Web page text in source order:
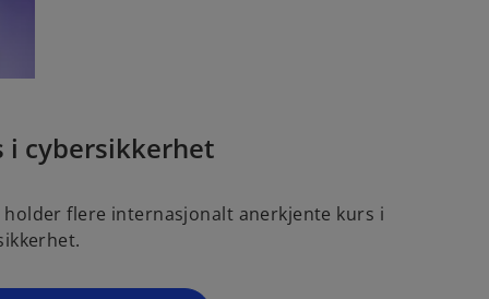
i cybersikkerhet
holder flere internasjonalt anerkjente kurs i